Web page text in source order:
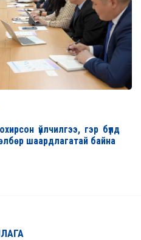
үйлчилгээ, гэр бүлд
шаардлагатай байна